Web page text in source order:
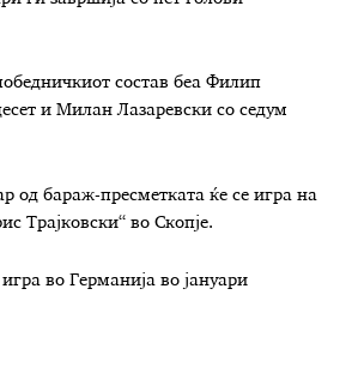
состав беа Филип
и Милан Лазаревски со седум
од бараж-пресметката ќе се игра на
Трајковски“ во Скопје.
во Германија во јануари